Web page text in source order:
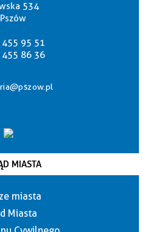
534
455 95 51
455 86 36
MIASTA
miasta
Miasta